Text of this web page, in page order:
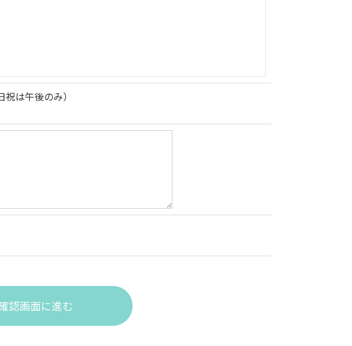
は午後のみ）
認画面に進む